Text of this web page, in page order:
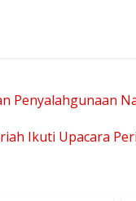
Penyalahgunaan
Ikuti Upacara